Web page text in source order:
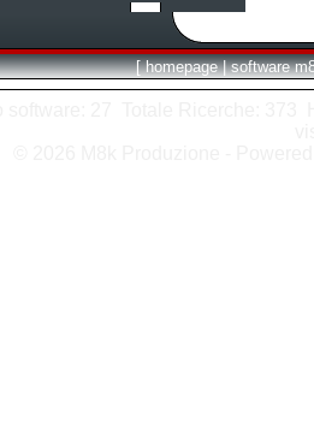
[ homepage | software